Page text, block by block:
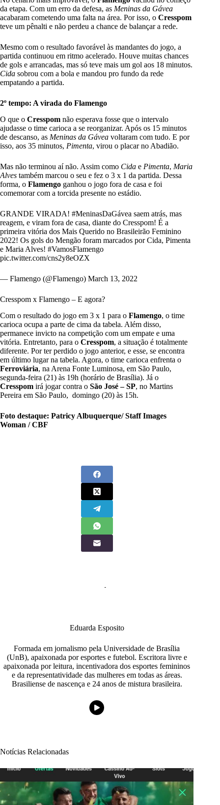
da etapa. Com um erro da defesa, as Meninas da Gávea
acabaram cometendo uma falta na área. Por isso, o Cresspom
teve um pênalti e não perdeu a chance de balançar a rede.
Mesmo com o resultado favorável às mandantes do jogo, a
partida continuou em ritmo acelerado. Houve muitas chances
de gols e arrancadas, mas só teve mais um gol aos 18 minutos.
Cida sobrou com a bola e mandou pro fundo da rede
empatando a partida.
2º tempo: A virada do Flamengo
O que o Cresspom não esperava fosse que o intervalo
ajudasse o time carioca a se reorganizar. Após os 15 minutos
de descanso, as Meninas da Gávea voltaram com tudo. E por
isso, aos 35 minutos, Pimenta, virou o placar no Abadião.
Mas não terminou aí não. Assim como Cida e Pimenta, Maria
Alves também marcou o seu e fez o 3 x 1 da partida. Dessa
forma, o Flamengo ganhou o jogo fora de casa e foi
comemorar com a torcida presente no estádio.
GRANDE VIRADA! #MeninasDaGávea saem atrás, mas
reagem, e viram fora de casa, diante do Cresspom! É a
primeira vitória dos Mais Querido no Brasileirão Feminino
2022! Os gols do Mengão foram marcados por Cida, Pimenta
e Maria Alves! #VamosFlamengo
pic.twitter.com/cns2y8eOZX
— Flamengo (@Flamengo) March 13, 2022
Cresspom x Flamengo – E agora?
Com o resultado do jogo em 3 x 1 para o Flamengo, o time
carioca ocupa a parte de cima da tabela. Além disso,
permanece invicto na competição com um empate e uma
vitória. Entretanto, para o Cresspom, a situação é totalmente
diferente. Por ter perdido o jogo anterior, e esse, se encontra
em último lugar na tabela. Agora, o time carioca enfrenta o
Ferroviária, na Arena Fonte Luminosa, em São Paulo,
segunda-feira (21) às 19h (horário de Brasília). Já o
Cresspom irá jogar contra o São José – SP, no Martins
Pereira em São Paulo, domingo (20) às 15h.
Foto destaque: Patricy Albuquerque/ Staff Images
Woman / CBF
Eduarda Esposito
Formada em jornalismo pela Universidade de Brasília
(UnB), apaixonada por esportes e futebol. Escritora livre e
apaixonada por leitura, incentivadora dos esportes femininos
e da representatividade das mulheres em todas as áreas.
Brasiliense de nascença e 24 anos de mistura brasileira.
Notícias Relacionadas